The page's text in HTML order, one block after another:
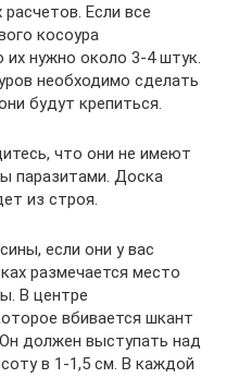
Если все
косоура
нужно около 3-4 штук.
необходимо сделать
будут крепиться.
что они не имеют
паразитами. Доска
из строя.
если они у вас
размечается место
В центре
вбивается шкант
должен выступать над
в 1-1,5 см. В каждой